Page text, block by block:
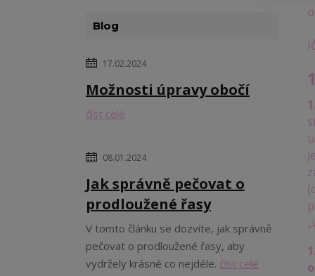
Blog
17.02.2024
Možnosti úpravy obočí
číst celé
08.01.2024
Jak správně pečovat o
prodloužené řasy
V tomto článku se dozvíte, jak správně
pečovat o prodloužené řasy, aby
vydržely krásné co nejdéle. číst celé